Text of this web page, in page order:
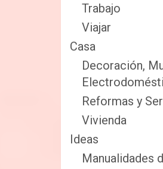
Trabajo
Viajar
Casa
Decoración,
Reformas y
Vivienda
Ideas
Manualidades